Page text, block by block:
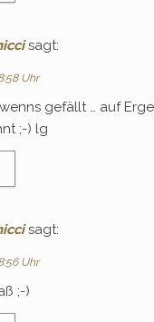
sagt:
Uhr
gefällt … auf
;-) lg
sagt:
Uhr
;-)